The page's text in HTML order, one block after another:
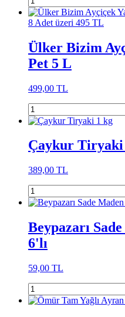
8 Adet üzeri 495 TL
Ülker Bizim
Pet 5 L
499,00 TL
Çaykur Tiryaki
389,00 TL
Beypazarı
6'lı
59,00 TL